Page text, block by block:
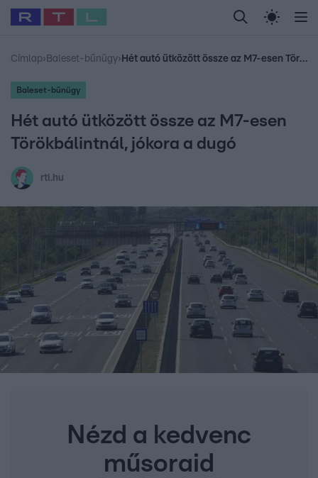
Legfrissebb RTL Híradó Randi Celeb vagyok,
Babits Marcella Most Wanted Gallusz
Címlap› Baleset-bűnügy› Hét autó ütközött össze az M7-esen Törökbálintnál, jókora a dugó
Baleset-bűnügy
Hét autó ütközött össze az M7-esen
Törökbálintnál, jókora a dugó
rtl.hu
Nézd a kedvenc
műsoraid